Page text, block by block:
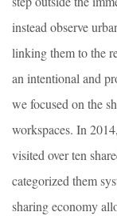
instead observe
linking them to the
an intentional and
we focused on the
workspaces. In
visited over ten
categorized them
sharing economy